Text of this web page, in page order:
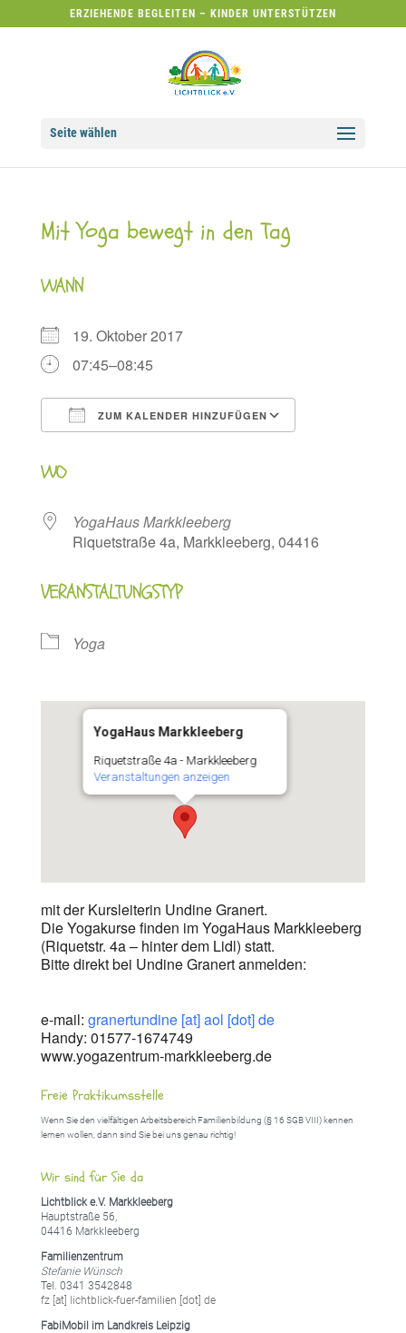
ERZIEHENDE BEGLEITEN – KINDER UNTERSTÜTZEN
Seite wählen
Mit Yoga bewegt in den Tag
WANN
19. Oktober 2017
07:45–08:45
ZUM KALENDER HINZUFÜGEN
WO
YogaHaus Markkleeberg
Riquetstraße 4a, Markkleeberg, 04416
VERANSTALTUNGSTYP
Yoga
YogaHaus Markkleeberg
Riquetstraße 4a - Markkleeberg
Veranstaltungen anzeigen
mit der Kursleiterin Undine Granert.
Die Yogakurse finden im YogaHaus Markkleeberg
(Riquetstr. 4a – hinter dem Lidl) statt.
Bitte direkt bei Undine Granert anmelden:
e-mail: granertundine [at] aol [dot] de
Handy: 01577-1674749
www.yogazentrum-markkleeberg.de
Freie Praktikumsstelle
Wenn Sie den vielfältigen Arbeitsbereich Familienbildung (§ 16 SGB VIII) kennen
lernen wollen, dann sind Sie bei uns genau richtig!
Wir sind für Sie da
Lichtblick e.V. Markkleeberg
Hauptstraße 56,
04416 Markkleeberg
Familienzentrum
Stefanie Wünsch
Tel. 0341 3542848
fz [at] lichtblick-fuer-familien [dot] de
FabiMobil im Landkreis Leipzig